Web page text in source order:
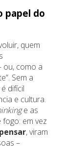
papel do
quem
ou, como a
Sem a
difícil
e cultura.
e as
em vez
, viram
–